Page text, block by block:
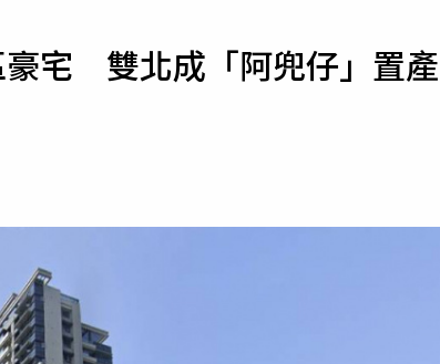
運勢
宅 雙北成「阿兜仔」置產